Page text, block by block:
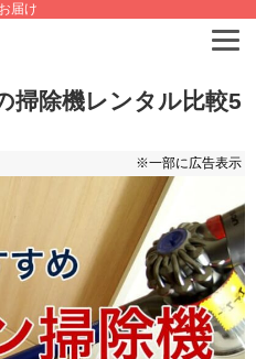
届け
掃除機レンタル比較5
※一部に広告表示